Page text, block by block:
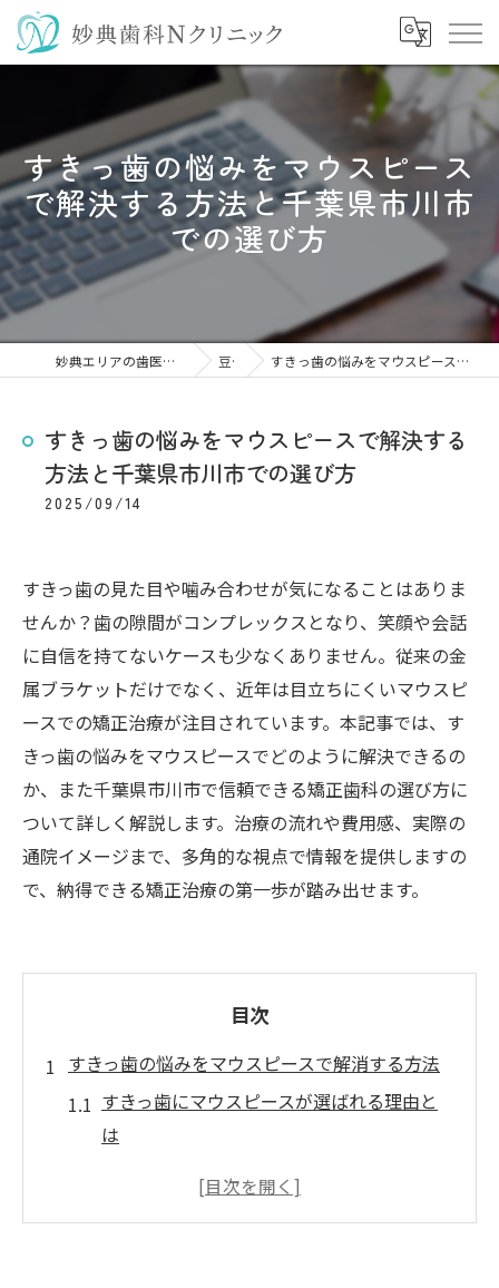
すきっ歯の悩みをマウスピース
で解決する方法と千葉県市川市
での選び方
妙典エリアの歯医者なら妙典歯科Nクリニック 豆知識 すきっ歯の悩みをマウスピースで解決する方法と千葉県市川市での選び方
すきっ歯の悩みをマウスピースで解決する
方法と千葉県市川市での選び方
2025/09/14
すきっ歯の見た目や噛み合わせが気になることはありま
せんか？歯の隙間がコンプレックスとなり、笑顔や会話
に自信を持てないケースも少なくありません。従来の金
属ブラケットだけでなく、近年は目立ちにくいマウスピ
ースでの矯正治療が注目されています。本記事では、す
きっ歯の悩みをマウスピースでどのように解決できるの
か、また千葉県市川市で信頼できる矯正歯科の選び方に
ついて詳しく解説します。治療の流れや費用感、実際の
通院イメージまで、多角的な視点で情報を提供しますの
で、納得できる矯正治療の第一歩が踏み出せます。
目次
すきっ歯の悩みをマウスピースで解消する方法
すきっ歯にマウスピースが選ばれる理由と
は
すきっ歯の矯正治療の基本的な流れを知る